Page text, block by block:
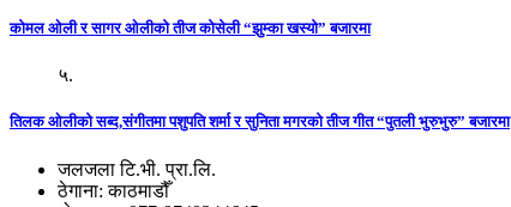
कोमल ओली र सागर ओलीको तीज कोसेली “झुम्का खस्यो” बजारमा
५.
तिलक ओलीको सब्द,संगीतमा पशुपति शर्मा र सुनिता मगरको तीज गीत “पुतली भुरुभुरु” बजारमा
जलजला टि.भी. प्रा.लि.
ठेगाना: काठमाडौँ